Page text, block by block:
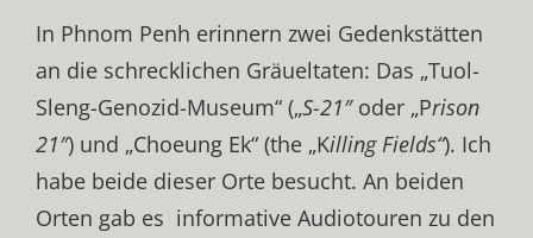
In Phnom Penh erinnern zwei Gedenkstätten
an die schrecklichen Gräueltaten: Das „Tuol-
Sleng-Genozid-Museum“ („S-21″oder „Prison
21″) und „Choeung Ek“ (the „Killing Fields“). Ich
habe beide dieser Orte besucht. An beiden
Orten gab es informative Audiotouren zu den